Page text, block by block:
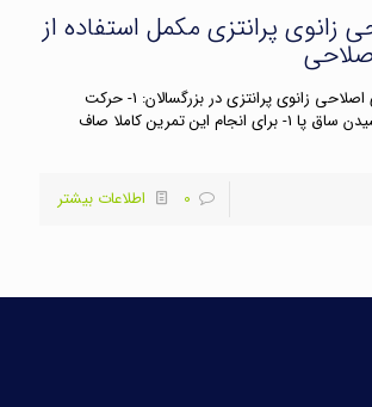
زانوی پرانتزی مکمل استفاده از
حرکات و ورزش های اصلاحی زانوی پرانتزی در بزرگسالان: 1- حرکت
اصلاحی اول: بالا کشیدن ساق پا 1- برای انجام این تمرین کاملا صاف
0 اطلاعات بیشتر